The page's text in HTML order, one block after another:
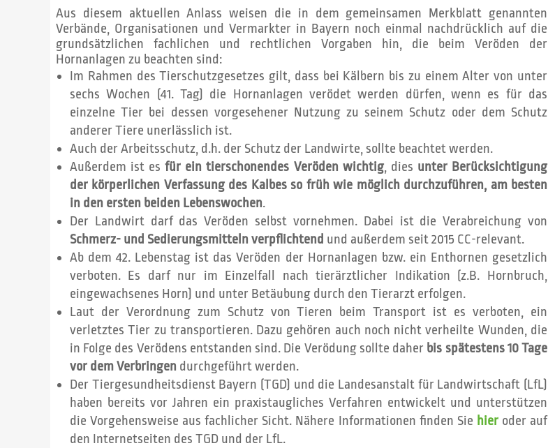
Aus diesem aktuellen Anlass weisen die in dem gemeinsamen Merkblatt genannten
Verbände, Organisationen und Vermarkter in Bayern noch einmal nachdrücklich auf die
grundsätzlichen fachlichen und rechtlichen Vorgaben hin, die beim Veröden der
Hornanlagen zu beachten sind:
Im Rahmen des Tierschutzgesetzes gilt, dass bei Kälbern bis zu einem Alter von unter
sechs Wochen (41. Tag) die Hornanlagen verödet werden dürfen, wenn es für das
einzelne Tier bei dessen vorgesehener Nutzung zu seinem Schutz oder dem Schutz
anderer Tiere unerlässlich ist.
Auch der Arbeitsschutz, d.h. der Schutz der Landwirte, sollte beachtet werden.
Außerdem ist esfür ein tierschonendes Veröden wichtig, dies unter Berücksichtigung
der körperlichen Verfassung des Kalbes so früh wie möglich durchzuführen, am besten
in den ersten beiden Lebenswochen.
Der Landwirt darf das Veröden selbst vornehmen. Dabei ist die Verabreichung von
Schmerz- und Sedierungsmitteln verpflichtend und außerdem seit 2015 CC-relevant.
Ab dem 42. Lebenstag ist das Veröden der Hornanlagen bzw. ein Enthornen gesetzlich
verboten. Es darf nur im Einzelfall nach tierärztlicher Indikation (z.B. Hornbruch,
eingewachsenes Horn) und unter Betäubung durch den Tierarzt erfolgen.
Laut der Verordnung zum Schutz von Tieren beim Transport ist es verboten, ein
verletztes Tier zu transportieren. Dazu gehören auch noch nicht verheilte Wunden, die
in Folge des Verödens entstanden sind. Die Verödung sollte daher bis spätestens 10 Tage
vor dem Verbringen durchgeführt werden.
Der Tiergesundheitsdienst Bayern (TGD) und die Landesanstalt für Landwirtschaft (LfL)
haben bereits vor Jahren ein praxistaugliches Verfahren entwickelt und unterstützen
die Vorgehensweise aus fachlicher Sicht. Nähere Informationen finden Sie hieroder auf
den Internetseiten des TGD und der LfL.